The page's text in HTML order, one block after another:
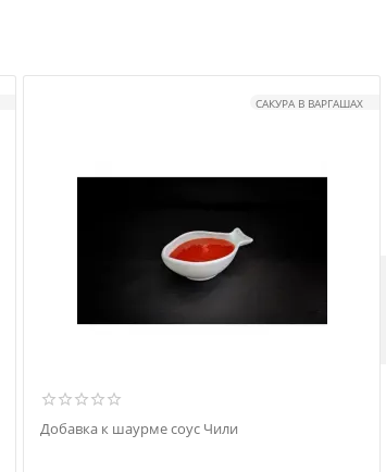
САКУРА В ВАРГАШАХ
Добавка к шаурме соус Чили